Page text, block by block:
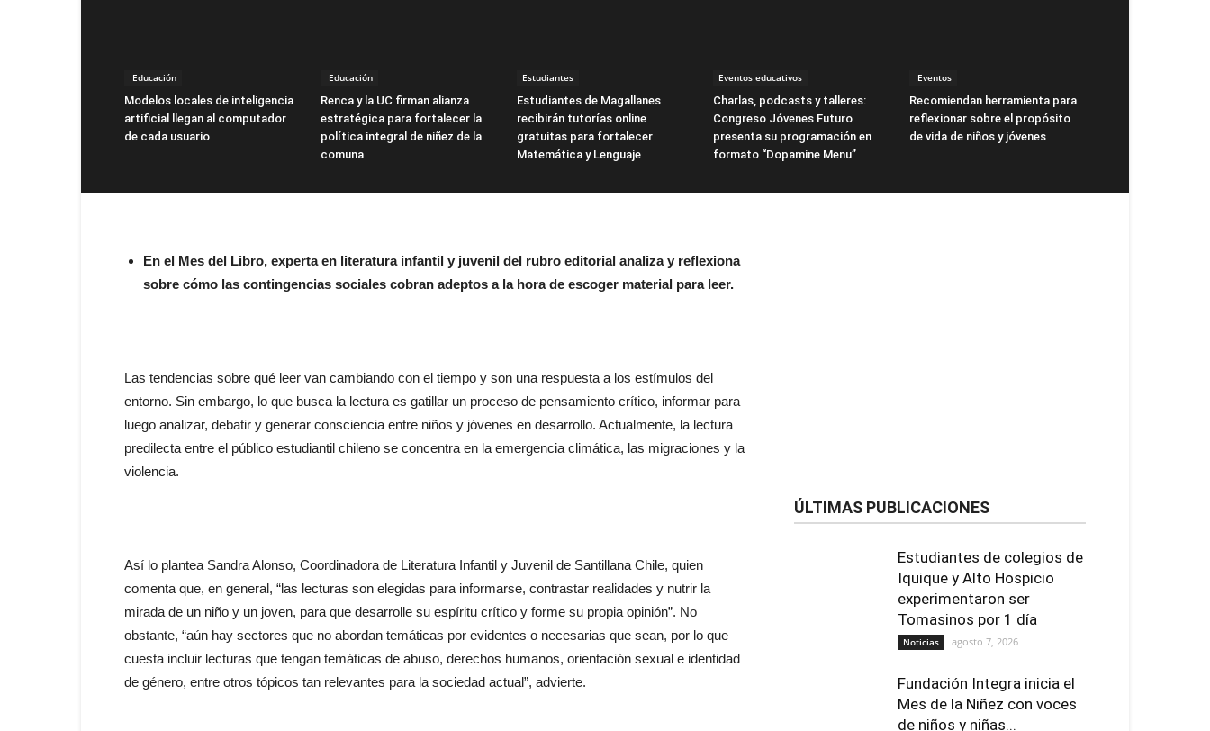
Educación
Modelos locales de inteligencia
artificial llegan al computador
de cada usuario
Educación
Renca y la UC firman alianza
estratégica para fortalecer la
política integral de niñez de la
comuna
Estudiantes
Estudiantes de Magallanes
recibirán tutorías online
gratuitas para fortalecer
Matemática y Lenguaje
Eventos educativos
Charlas, podcasts y talleres:
Congreso Jóvenes Futuro
presenta su programación en
formato “Dopamine Menu”
Eventos
Recomiendan herramienta para
reflexionar sobre el propósito
de vida de niños y jóvenes
En el Mes del Libro, experta en literatura infantil y juvenil del rubro editorial analiza y reflexiona
sobre cómo las contingencias sociales cobran adeptos a la hora de escoger material para leer.
Las tendencias sobre qué leer van cambiando con el tiempo y son una respuesta a los estímulos del
entorno. Sin embargo, lo que busca la lectura es gatillar un proceso de pensamiento crítico, informar para
luego analizar, debatir y generar consciencia entre niños y jóvenes en desarrollo. Actualmente, la lectura
predilecta entre el público estudiantil chileno se concentra en la emergencia climática, las migraciones y la
violencia.
Así lo plantea Sandra Alonso, Coordinadora de Literatura Infantil y Juvenil de Santillana Chile, quien
comenta que, en general, “las lecturas son elegidas para informarse, contrastar realidades y nutrir la
mirada de un niño y un joven, para que desarrolle su espíritu crítico y forme su propia opinión”. No
obstante, “aún hay sectores que no abordan temáticas por evidentes o necesarias que sean, por lo que
cuesta incluir lecturas que tengan temáticas de abuso, derechos humanos, orientación sexual e identidad
de género, entre otros tópicos tan relevantes para la sociedad actual”, advierte.
ÚLTIMAS PUBLICACIONES
Estudiantes de colegios de
Iquique y Alto Hospicio
experimentaron ser
Tomasinos por 1 día
Noticias agosto 7, 2026
Fundación Integra inicia el
Mes de la Niñez con voces
de niños y niñas...